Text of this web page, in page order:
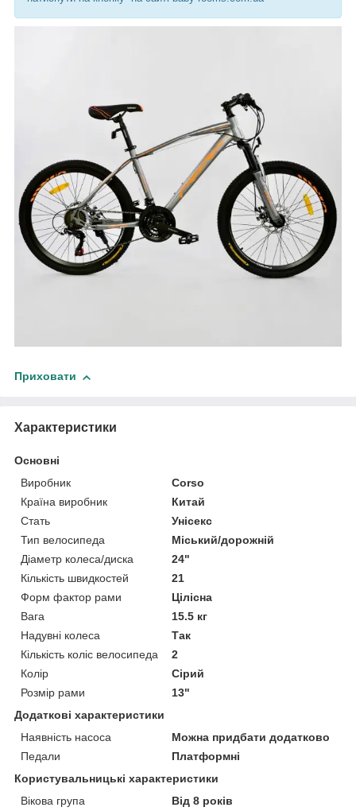
Приховати
Характеристики
Основні
Виробник
Corso
Країна виробник
Китай
Стать
Унісекс
Тип велосипеда
Міський/дорожній
Діаметр колеса/диска
24"
Кількість швидкостей
21
Форм фактор рами
Цілісна
Вага
15.5 кг
Надувні колеса
Так
Кількість коліс велосипеда
2
Колір
Сірий
Розмір рами
13"
Додаткові характеристики
Наявність насоса
Можна придбати додатково
Педали
Платформні
Користувальницькі характеристики
Вікова група
Від 8 років